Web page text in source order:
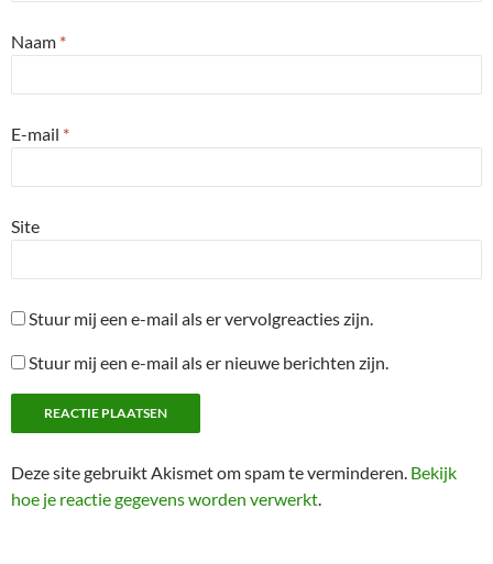
Naam *
E-mail *
Site
Stuur mij een e-mail als er vervolgreacties zijn.
Stuur mij een e-mail als er nieuwe berichten zijn.
Deze site gebruikt Akismet om spam te verminderen. Bekijk
hoe je reactie gegevens worden verwerkt.